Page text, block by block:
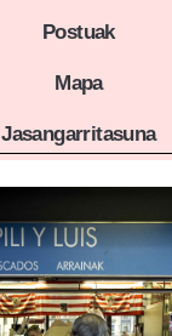
Postuak
Mapa
Jasangarritasuna